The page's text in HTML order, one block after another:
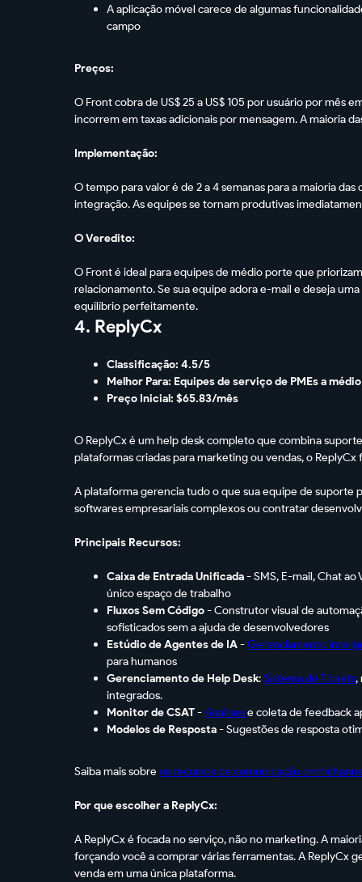
A aplicação móvel carece de algumas
campo
Preços:
O Front cobra de US$ 25 a US$ 105 por usuário por mês
incorrem em taxas adicionais por mensagem. A maioria
Implementação:
O tempo para valor é de 2 a 4 semanas para a maioria
integração. As equipes se tornam produtivas
O Veredito:
O Front é ideal para equipes de médio porte que
relacionamento. Se sua equipe adora e-mail e deseja
equilíbrio perfeitamente.
4. ReplyCx
Classificação: 4.5/5
Melhor Para: Equipes de serviço de PMEs a
Preço Inicial: $65.83/mês
O ReplyCx é um help desk completo que combina
plataformas criadas para marketing ou vendas, o
A plataforma gerencia tudo o que sua equipe de
softwares empresariais complexos ou contratar
Principais Recursos:
Caixa de Entrada Unificada- SMS, E-mail, Chat ao
único espaço de trabalho
Fluxos Sem Código- Construtor visual de
sofisticados sem a ajuda de desenvolvedores
Estúdio de Agentes de IA-Gerenciamento
para humanos
Gerenciamento de Help Desk:Sistema de Tickets,
integrados.
Monitor de CSAT-Análisese coleta de feedback
Modelos de Resposta- Sugestões de resposta
Saiba mais sobre os recursos de comunicação
Por que escolher a ReplyCx:
A ReplyCx é focada no serviço, não no marketing. A
forçando você a comprar várias ferramentas. A ReplyCx
venda em uma única plataforma.